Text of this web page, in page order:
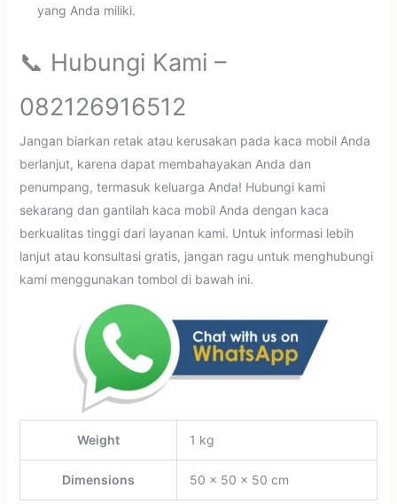
yang Anda miliki.
📞 Hubungi Kami –
082126916512
Jangan biarkan retak atau kerusakan pada kaca mobil Anda
berlanjut, karena dapat membahayakan Anda dan
penumpang, termasuk keluarga Anda! Hubungi kami
sekarang dan gantilah kaca mobil Anda dengan kaca
berkualitas tinggi dari layanan kami. Untuk informasi lebih
lanjut atau konsultasi gratis, jangan ragu untuk menghubungi
kami menggunakan tombol di bawah ini.
Weight 1 kg
Dimensions 50 × 50 × 50 cm